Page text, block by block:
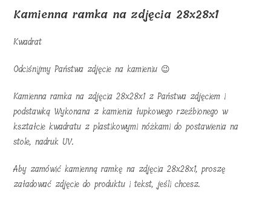
Kamienna ramka na zdjęcia 28x28x1
Kwadrat
Odciśnijmy Państwa zdjęcie na kamieniu 😉
Kamienna ramka na zdjęcia 28x28x1 z Państwa zdjęciem i
podstawką Wykonana z kamienia łupkowego rzeźbionego w
kształcie kwadratu z plastikowymi nóżkami do postawienia na
stole, nadruk UV.
Aby zamówić kamienną ramkę na zdjęcia 28x28x1, proszę
załadować zdjęcie do produktu i tekst, jeśli chcesz.